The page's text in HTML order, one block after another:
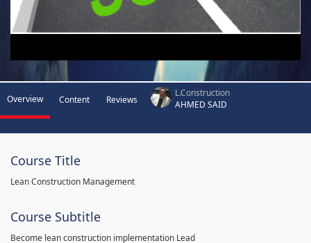
Overview Content Reviews
L.Construction
AHMED SAID
Course Title
Lean Construction Management
Course Subtitle
Become lean construction implementation Lead